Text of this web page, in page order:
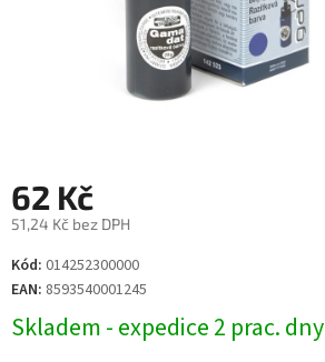
62 Kč
51,24 Kč bez DPH
Měrná
cena:
Kód: 014252300000
EAN: 8593540001245
Skladem - expedice 2 prac. dny